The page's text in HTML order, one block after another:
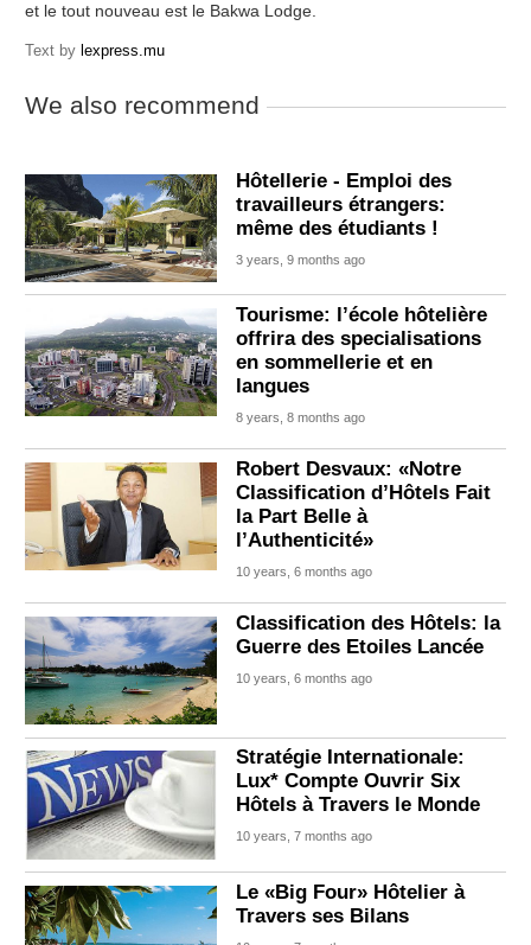
et le tout nouveau est le Bakwa Lodge.
Text by lexpress.mu
We also recommend
Hôtellerie - Emploi des
travailleurs étrangers:
même des étudiants !
3 years, 9 months ago
Tourisme: l’école hôtelière
offrira des specialisations
en sommellerie et en
langues
8 years, 8 months ago
Robert Desvaux: «Notre
Classification d’Hôtels Fait
la Part Belle à
l’Authenticité»
10 years, 6 months ago
Classification des Hôtels: la
Guerre des Etoiles Lancée
10 years, 6 months ago
Stratégie Internationale:
Lux* Compte Ouvrir Six
Hôtels à Travers le Monde
10 years, 7 months ago
Le «Big Four» Hôtelier à
Travers ses Bilans